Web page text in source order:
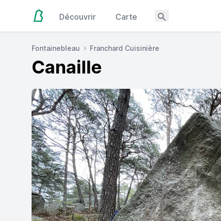
Découvrir Carte
Fontainebleau Franchard Cuisinière
Canaille